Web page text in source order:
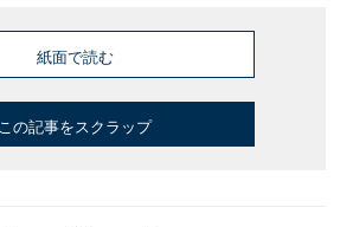
紙面で読む
この記事をスクラップ